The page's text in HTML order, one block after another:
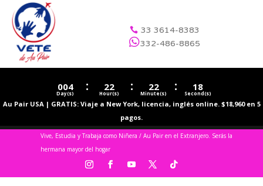
 33 3614-8383
332-486-8865

004
Day(s) : 22
Hour(s) : 22
Minute(s) : 17
Second(s)
Au Pair USA | GRATIS: Viaje a New York, licencia, inglés online. $18,960 en 5
pagos.
Vive, Estudia y Trabaja como Niñera / Au Pair en el Extranjero. Serás la
hermana mayor del hogar